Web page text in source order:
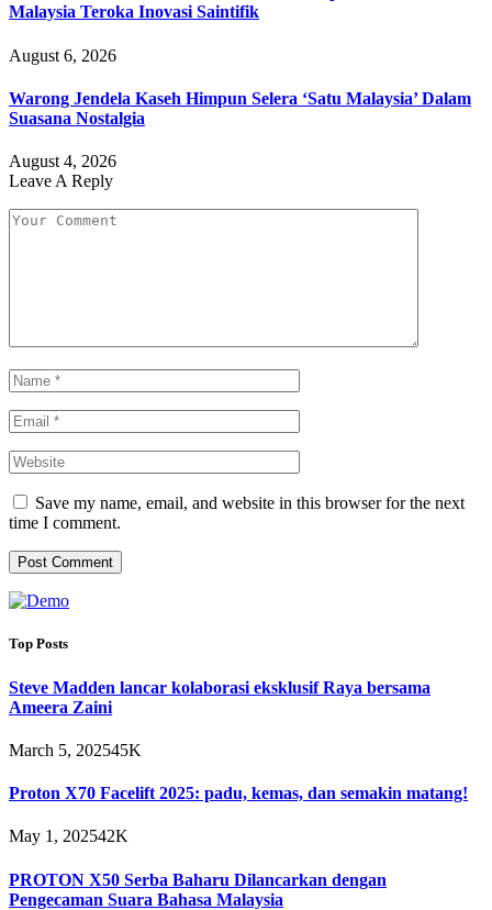
Malaysia Teroka Inovasi Saintifik
August 6, 2026
Warong Jendela Kaseh Himpun Selera ‘Satu Malaysia’ Dalam
Suasana Nostalgia
August 4, 2026
Leave A Reply
Save my name, email, and website in this browser for the next
time I comment.
Top Posts
Steve Madden lancar kolaborasi eksklusif Raya bersama
Ameera Zaini
March 5, 202545K
Proton X70 Facelift 2025: padu, kemas, dan semakin matang!
May 1, 202542K
PROTON X50 Serba Baharu Dilancarkan dengan
Pengecaman Suara Bahasa Malaysia